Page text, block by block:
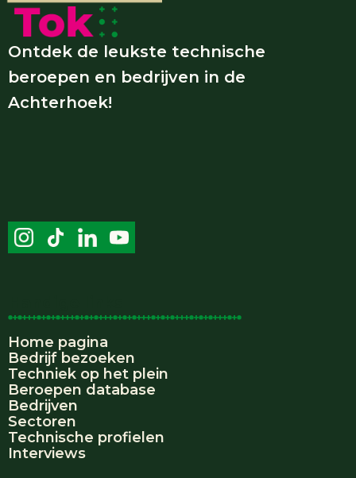
Ontdek de leukste technische
beroepen en bedrijven in de
Achterhoek!
Home pagina
Bedrijf bezoeken
Techniek op het plein
Beroepen database
Bedrijven
Sectoren
Technische profielen
Interviews